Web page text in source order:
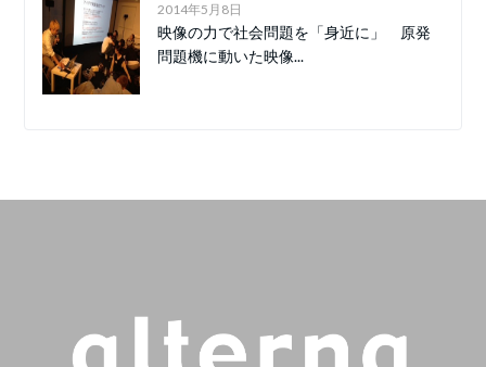
2014年5月8日
映像の力で社会問題を「身近に」 原発
問題機に動いた映像...